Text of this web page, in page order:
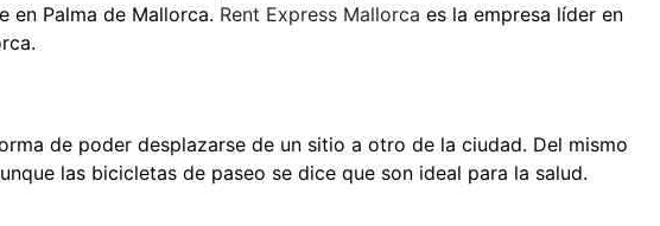
en Palma de Mallorca. Rent Express Mallorca es la empresa líder en
de poder desplazarse de un sitio a otro de la ciudad. Del mismo
las bicicletas de paseo se dice que son ideal para la salud.